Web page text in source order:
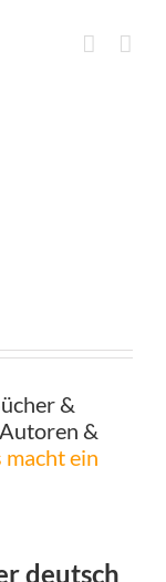
&
&
macht ein
deutsch